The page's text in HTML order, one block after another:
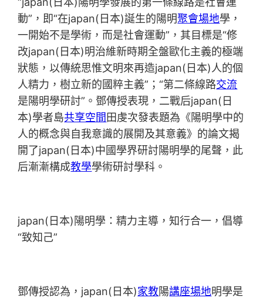
動”，即“在japan(日本)誕生的陽明聚會場地學，
一開始不是學術，而是社會運動”，其目標是“修
改japan(日本)明治維新時期全盤歐化主義的極端
狀態，以傳統思惟文明來再造japan(日本)人的個
人精力，樹立新的國粹主義”；“第二條線路交流
是陽明學研討”。鄧傳授表現，二戰后japan(日
本)學者島共享空間 田虔次發表題為《陽明學中的
人的概念與自我意識的展開及其意義》的論文揭
開了japan(日本)中國學界研討陽明學的尾聲，此
后漸漸構成教學學術研討學科。
japan(日本)陽明學：精力主導，知行合一，倡導
“致知己”
鄧傳授認為，japan(日本)家教陽講座場地明學是